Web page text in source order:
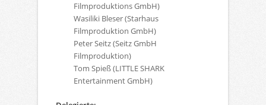
Filmproduktions GmbH)
Wasiliki Bleser (Starhaus
Filmproduktion GmbH)
Peter Seitz (Seitz GmbH
Filmproduktion)
Tom Spieß (LITTLE SHARK
Entertainment GmbH)